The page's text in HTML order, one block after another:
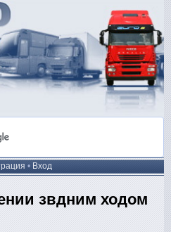
• Вход
звдним ходом